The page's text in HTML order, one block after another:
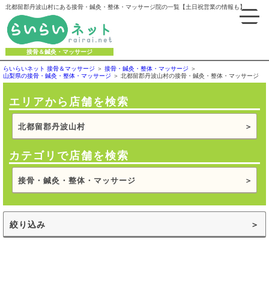
北都留郡丹波山村にある接骨・鍼灸・整体・マッサージ院の一覧【土日祝営業の情報も】
接骨＆鍼灸・マッサージ
らいらいネット 接骨＆マッサージ
接骨・鍼灸・整体・マッサージ
山梨県の接骨・鍼灸・整体・マッサージ
北都留郡丹波山村の接骨・鍼灸・整体・マッサージ
エリアから店舗を検索
北都留郡丹波山村
カテゴリで店舗を検索
接骨・鍼灸・整体・マッサージ
絞り込み